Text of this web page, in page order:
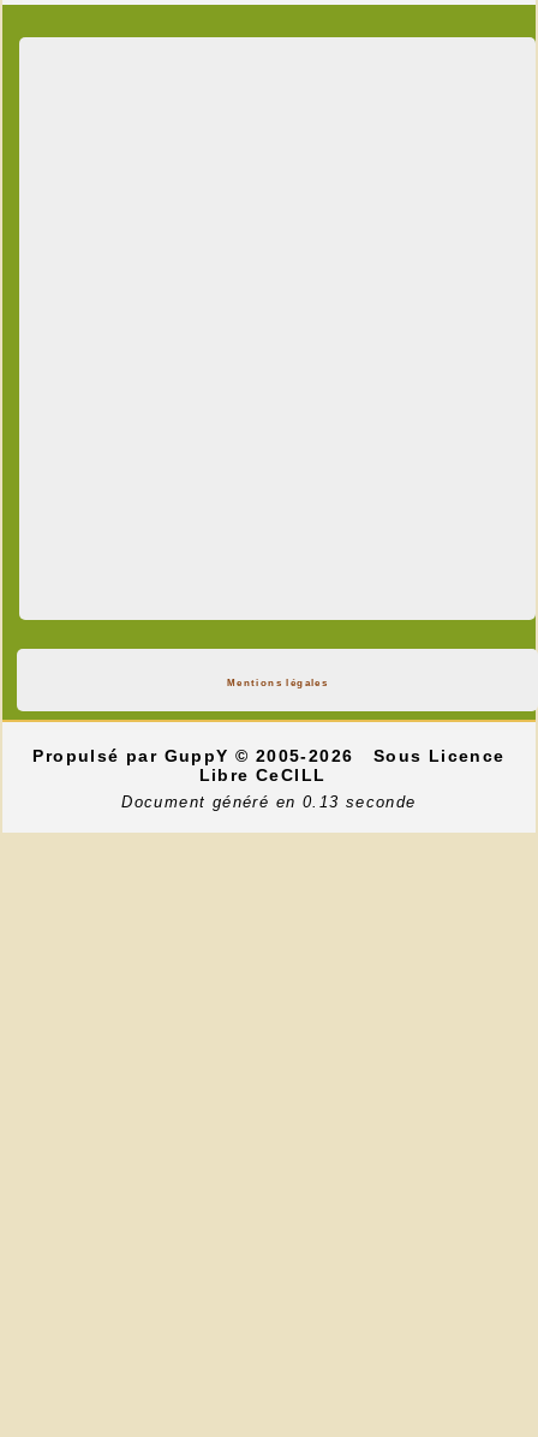
Mentions légales
Propulsé par GuppY© 2005-2026
Sous Licence
Libre CeCILL
Document généré en 0.13 seconde